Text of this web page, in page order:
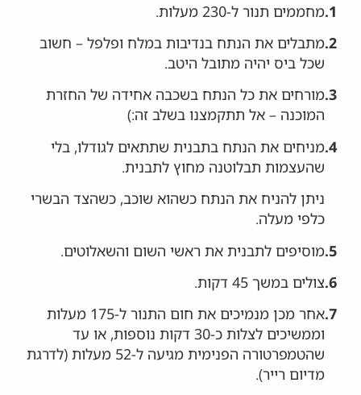
1. מחממים תנור ל-230 מעלות.
2. מתבלים את הנתח בנדיבות במלח ופלפל – חשוב
שכל ביס יהיה מתובל היטב.
3. מורחים את כל הנתח בשכבה אחידה של החזרת
המוכנה – אל תתקמצנו בשלב זה:)
4. מניחים את הנתח בתבנית שתתאים לגודלו, בלי
שהעצמות תבלוטנה מחוץ לתבנית.
ניתן להניח את הנתח כשהוא שוכב, כשהצד הבשרי
כלפי מעלה.
5. מוסיפים לתבנית את ראשי השום והשאלוטים.
6. צולים במשך 45 דקות.
7.
אחר מכן מנמיכים את חום התנור ל-175 מעלות
וממשיכים לצלות כ-30 דקות נוספות, או עד
שהטמפרטורה הפנימית מגיעה ל-52 מעלות (לדרגת
מדיום רייר).